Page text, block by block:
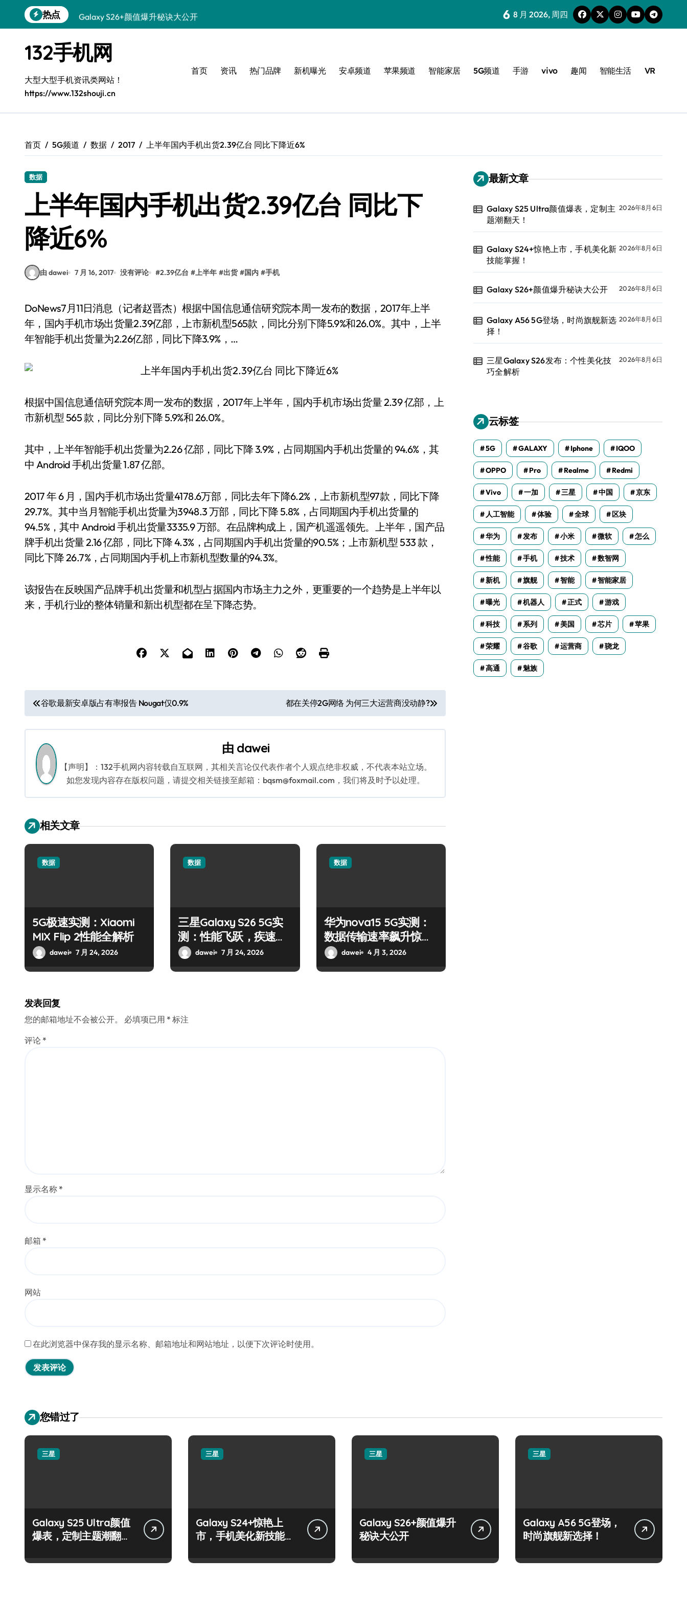
到
热点
Galaxy S26+颜值爆升秘诀大公开
三星Galaxy S26发布：个性美化技巧全解析
Galaxy S25美颜秘籍：个性定制炫酷玩法
Galaxy C55 5G登场，演绎三星美学新巅峰
Galaxy C55 5G焕新秘籍：潮流定制随心启航
Galaxy S25+闪亮登场，这样打扮秒变焦点！
6 8 月 2026, 周四
132手机网
大型大型手机资讯类网站！
https://www.132shouji.cn
首页 资讯 热门品牌 新机曝光 安卓频道 苹果频道 智能家居 5G频道 手游 vivo 趣闻 智能生活 VR
首页 5G频道 数据 2017 上半年国内手机出货2.39亿台 同比下降近6%
数据
上半年国内手机出货2.39亿台 同比下
降近6%
由 dawei 7 月 16, 2017 没有评论 #2.39亿台 # 上半年 #出货 #国内 #手机
DoNews7月11日消息（记者赵晋杰）根据中国信息通信研究院本周一发布的数据，2017年上半
年，国内手机市场出货量2.39亿部，上市新机型565款，同比分别下降5.9%和26.0%。其中，上半
年智能手机出货量为2.26亿部，同比下降3.9%，…
根据中国信息通信研究院本周一发布的数据，2017年上半年，国内手机市场出货量 2.39 亿部，上
市新机型 565 款，同比分别下降 5.9%和 26.0%。
其中，上半年智能手机出货量为2.26 亿部，同比下降 3.9%，占同期国内手机出货量的 94.6%，其
中 Android 手机出货量 1.87 亿部。
2017 年 6 月，国内手机市场出货量4178.6万部，同比去年下降6.2%，上市新机型97款，同比下降
29.7%。其中当月智能手机出货量为3948.3 万部，同比下降 5.8%，占同期国内手机出货量的
94.5%，其中 Android 手机出货量3335.9 万部。在品牌构成上，国产机遥遥领先。上半年，国产品
牌手机出货量 2.16 亿部，同比下降 4.3%，占同期国内手机出货量的90.5%；上市新机型 533 款，
同比下降 26.7%，占同期国内手机上市新机型数量的94.3%。
该报告在反映国产品牌手机出货量和机型占据国内市场主力之外，更重要的一个趋势是上半年以
来，手机行业的整体销量和新出机型都在呈下降态势。
文
章
导
航
谷歌最新安卓版占有率报告 Nougat仅0.9% 都在关停2G网络 为何三大运营商没动静?
由 dawei
【声明】：132手机网内容转载自互联网，其相关言论仅代表作者个人观点绝非权威，不代表本站立场。
如您发现内容存在版权问题，请提交相关链接至邮箱：bqsm@foxmail.com，我们将及时予以处理。
相关文章
数据
5G极速实测：Xiaomi
MIX Flip 2性能全解析
dawei 7 月 24, 2026
数据
三星Galaxy S26 5G实
测：性能飞跃，疾速体
验
dawei 7 月 24, 2026
数据
华为nova15 5G实测：
数据传输速率飙升惊艳
全场dawei 4 月 3, 2026
发表回复
您的邮箱地址不会被公开。 必填项已用 * 标注
评论 *
显示名称 *
邮箱 *
网站
在此浏览器中保存我的显示名称、邮箱地址和网站地址，以便下次评论时使用。
最新文章
Galaxy S25 Ultra颜值爆表，定制主
题潮翻天！
2026年8月6日
Galaxy S24+惊艳上市，手机美化新
技能掌握！
2026年8月6日
Galaxy S26+颜值爆升秘诀大公开 2026年8月6日
Galaxy A56 5G登场，时尚旗舰新选
择！
2026年8月6日
三星Galaxy S26发布：个性美化技
巧全解析
2026年8月6日
云标签
5G GALAXY Iphone IQOO
OPPO Pro Realme Redmi
Vivo 一加 三星 中国 京东
人工智能 体验 全球 区块
华为 发布 小米 微软 怎么
性能 手机 技术 数智网
新机 旗舰 智能 智能家居
曝光 机器人 正式 游戏
科技 系列 美国 芯片 苹果
荣耀 谷歌 运营商 骁龙
高通 魅族
您错过了
三星
Galaxy S25 Ultra颜值
爆表，定制主题潮翻
三星
Galaxy S24+惊艳上
市，手机美化新技能掌
三星
Galaxy S26+颜值爆升
秘诀大公开
三星
Galaxy A56 5G登场，
时尚旗舰新选择！